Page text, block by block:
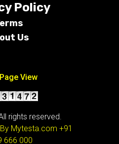
Policy
Us
View
rights reserved.
Mytesta.com +91
666 000